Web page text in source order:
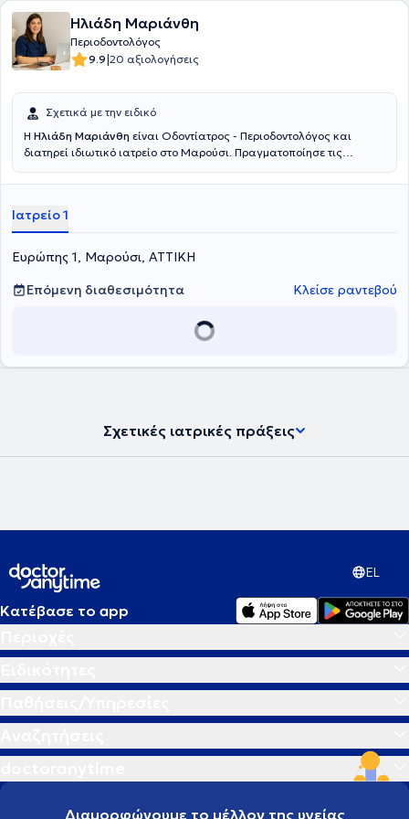
Ηλιάδη Μαριάνθη
Περιοδοντολόγος
9.9|20 αξιολογήσεις
Σχετικά με την ειδικό
Η Ηλιάδη Μαριάνθη είναι Οδοντίατρος - Περιοδοντολόγος και
διατηρεί ιδιωτικό ιατρείο στο Μαρούσι. Πραγματοποίησε τις
και στην προσθετική σε πανεπιστήμια της Γερμανίας. Ακόμη,
διαθέτει εμπειρία έχοντας εργαστεί σε κλινικές της Γερμανίας.
Ιατρείο 1
Ευρώπης 1, Μαρούσι, ΑΤΤΙΚΗ
Επόμενη διαθεσιμότητα
Κλείσε ραντεβού
Σχετικές ιατρικές πράξεις
EL
Κατέβασε το app
Διαμορφώνουμε το μέλλον της υγείας